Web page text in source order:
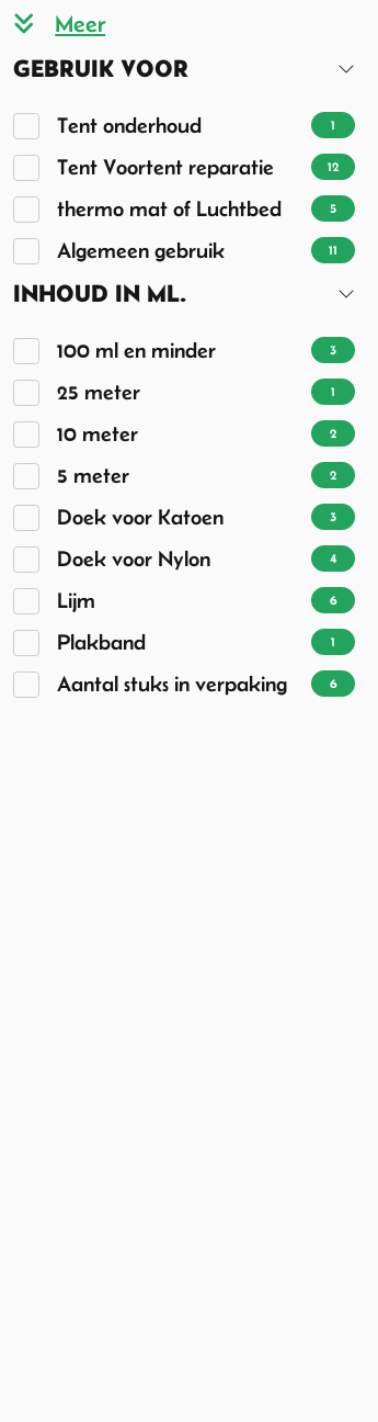
GEBRUIK VOOR
Tent onderhoud 1
Tent Voortent reparatie 12
thermo mat of Luchtbed 5
Algemeen gebruik 11
INHOUD IN ML.
100 ml en minder 3
25 meter 1
10 meter 2
5 meter 2
Doek voor Katoen 3
Doek voor Nylon 4
Lijm 6
Plakband 1
Aantal stuks in verpaking 6